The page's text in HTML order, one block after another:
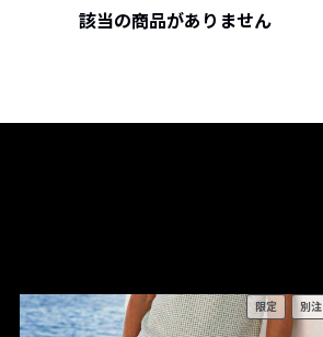
該当の商品がありません
限定 別注